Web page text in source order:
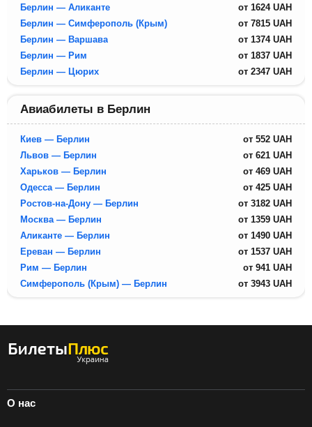
Берлин — Аликанте
от 1624 UAH
Берлин — Симферополь (Крым)
от 7815 UAH
Берлин — Варшава
от 1374 UAH
Берлин — Рим
от 1837 UAH
Берлин — Цюрих
от 2347 UAH
Авиабилеты в Берлин
Киев — Берлин от 552 UAH
Львов — Берлин
от 621 UAH
Харьков — Берлин
от 469 UAH
Одесса — Берлин
от 425 UAH
Ростов-на-Дону — Берлин
от 3182 UAH
Москва — Берлин
от 1359 UAH
Аликанте — Берлин
от 1490 UAH
Ереван — Берлин
от 1537 UAH
Рим — Берлин
от 941 UAH
Симферополь (Крым) — Берлин
от 3943 UAH
О нас